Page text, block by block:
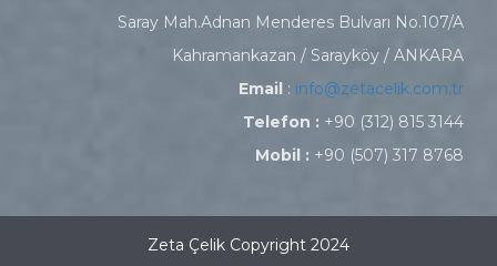
Saray Mah.Adnan Menderes Bulvarı No.107/A
Kahramankazan / Sarayköy / ANKARA
Email : info@zetacelik.com.tr
Telefon : +90 (312) 815 3144
Mobil : +90 (507) 317 8768
Zeta Çelik Copyright 2024